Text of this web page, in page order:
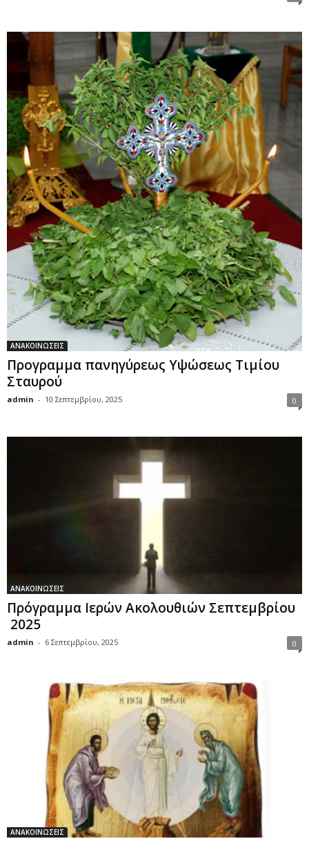
ΑΝΑΚΟΙΝΩΣΕΙΣ
Προγραμμα πανηγύρεως Υψώσεως Τιμίου
Σταυρού
admin - 10 Σεπτεμβρίου, 2025 0
ΑΝΑΚΟΙΝΩΣΕΙΣ
Πρόγραμμα Ιερών Ακολουθιών Σεπτεμβρίου
2025
admin - 6 Σεπτεμβρίου, 2025 0
ΑΝΑΚΟΙΝΩΣΕΙΣ